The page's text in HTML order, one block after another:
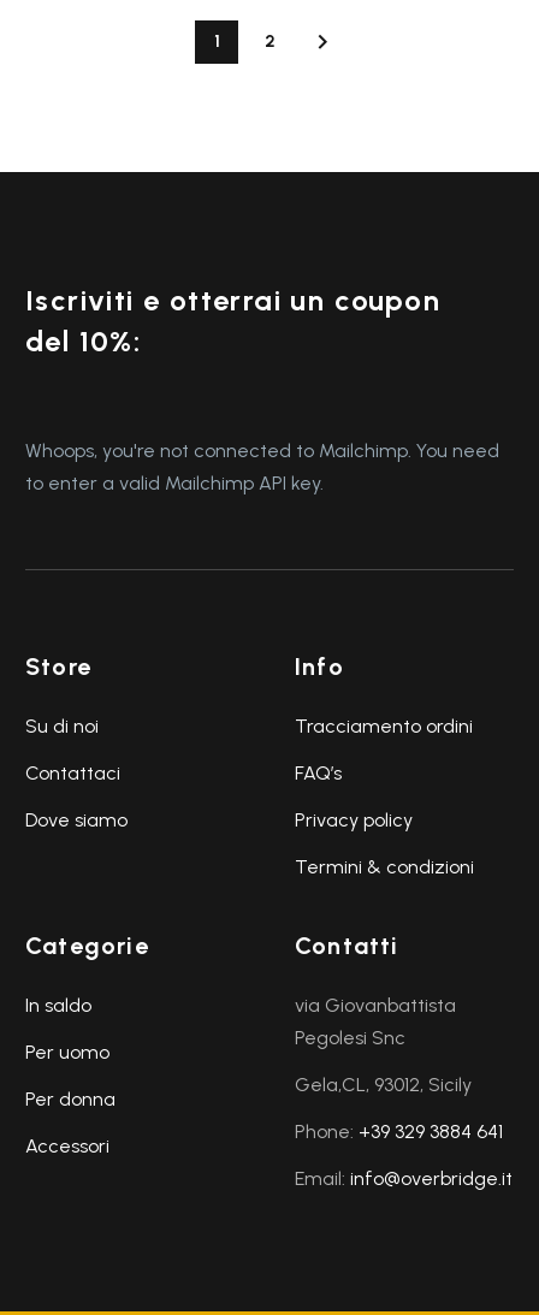
1 2
Iscriviti e otterrai un coupon
del 10%:
Whoops, you're not connected to Mailchimp. You need
to enter a valid Mailchimp API key.
Store
Su di noi
Contattaci
Dove siamo
Info
Tracciamento ordini
FAQ’s
Privacy policy
Termini & condizioni
Categorie
In saldo
Per uomo
Per donna
Accessori
Contatti
via Giovanbattista
Pegolesi Snc
Gela,CL, 93012, Sicily
Phone: +39 329 3884 641
Email: info@overbridge.it